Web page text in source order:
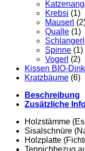
Krebsi (1)
Mauserl
Qualle (1)
Schlangerl
Spinne (1)
Vogerl (2)
Kissen BIO-
Kratzbäume (6)
Beschreibung
Zusätzliche
Holzstämme
Sisalschnüre
Holzplatte
Teppichbezug